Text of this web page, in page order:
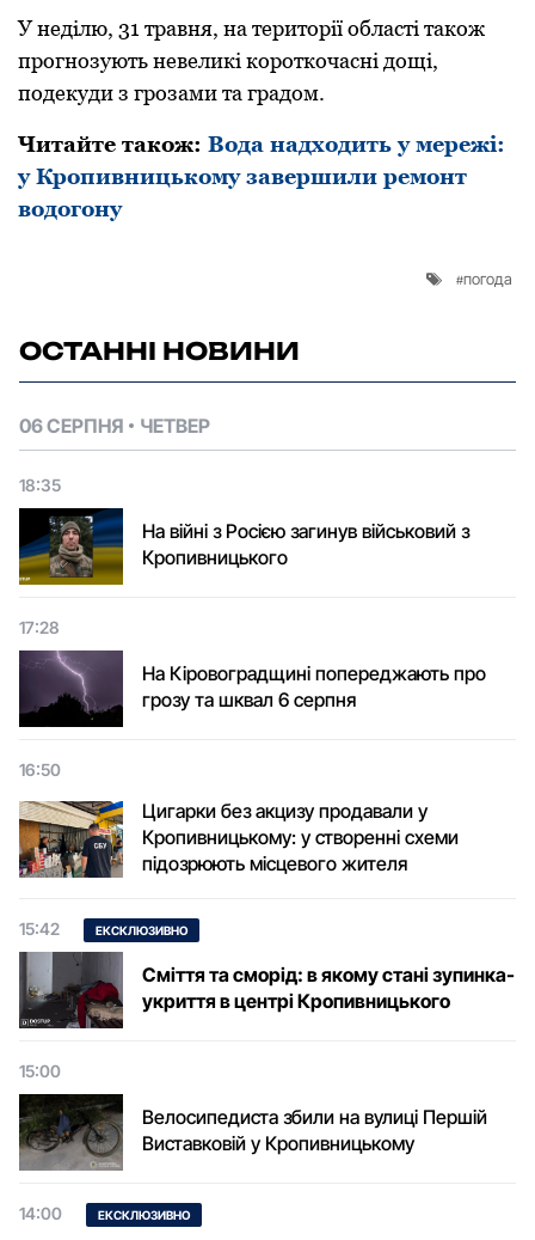
У неділю, 31 травня, на території області також
прогнозують невеликі короткочасні дощі,
подекуди з грозами та градом.
Читайте такoж: Вода надходить у мережі:
у Кропивницькому завершили ремонт
водогону
погода
ОСТАННІ НОВИНИ
06 СЕРПНЯ ЧЕТВЕР
18:35
На війні з Росією загинув військовий з
Кропивницького
17:28
На Кіровоградщині попереджають про
грозу та шквал 6 серпня
16:50
Цигарки без акцизу продавали у
Кропивницькому: у створенні схеми
підозрюють місцевого жителя
15:42 ЕКСКЛЮЗИВНО
Сміття та сморід: в якому стані зупинка-
укриття в центрі Кропивницького
15:00
Велосипедиста збили на вулиці Першій
Виставковій у Кропивницькому
14:00 ЕКСКЛЮЗИВНО